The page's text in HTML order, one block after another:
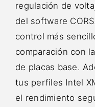
regulación de
del software
control más
comparación con
de placas base.
tus perfiles Intel
el rendimiento